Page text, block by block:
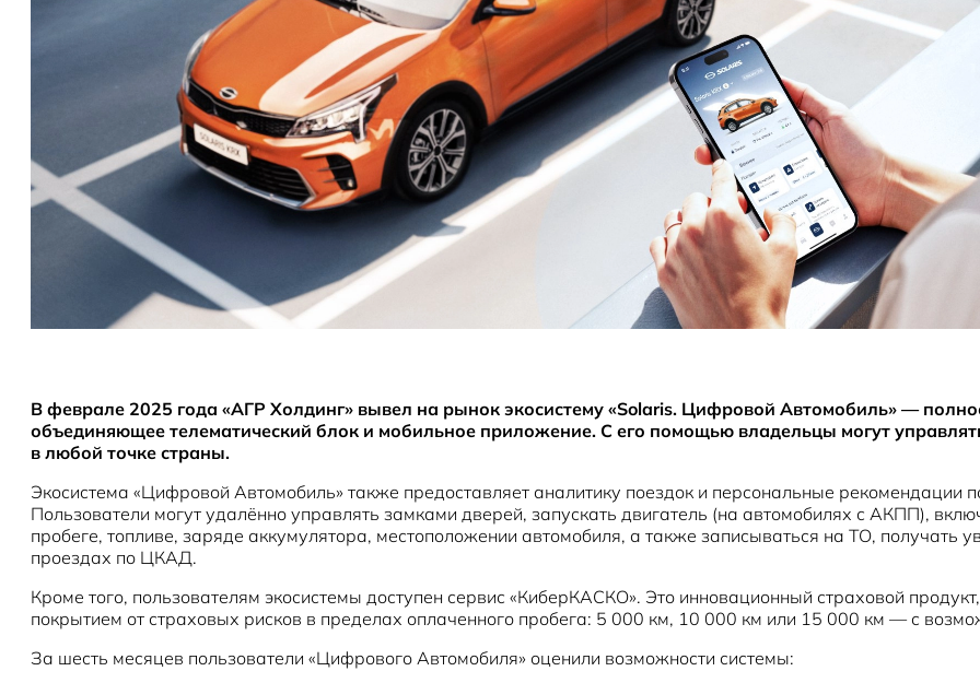
В феврале 2025 года «АГР Холдинг» вывел на рынок экосистему «Solaris. Цифровой Автомобиль» —
объединяющее телематический блок и мобильное приложение. С его помощью владельцы могут
в любой точке страны.
Экосистема «Цифровой Автомобиль» также предоставляет аналитику поездок и персональные рекомендации
Пользователи могут удалённо управлять замками дверей, запускать двигатель (на автомобилях с АКПП),
пробеге, топливе, заряде аккумулятора, местоположении автомобиля, а также записываться на ТО,
проездах по ЦКАД.
Кроме того, пользователям экосистемы доступен сервис «КиберКАСКО». Это инновационный страховой
покрытием от страховых рисков в пределах оплаченного пробега: 5 000 км, 10 000 км или 15 000 км — с
За шесть месяцев пользователи «Цифрового Автомобиля» оценили возможности системы: